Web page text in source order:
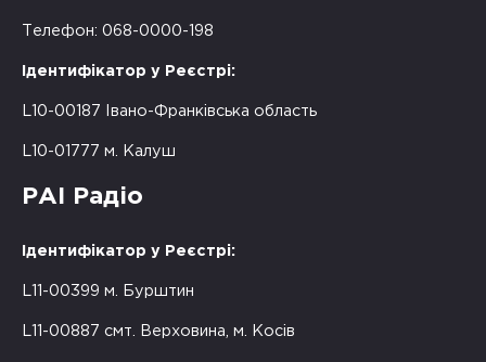
Телефон: 068-0000-198
Ідентифікатор у Реєстрі:
L10-00187 Івано-Франківська область
L10-01777 м. Калуш
РАІ Радіо
Ідентифікатор у Реєстрі:
L11-00399 м. Бурштин
L11-00887 смт. Верховина, м. Косів